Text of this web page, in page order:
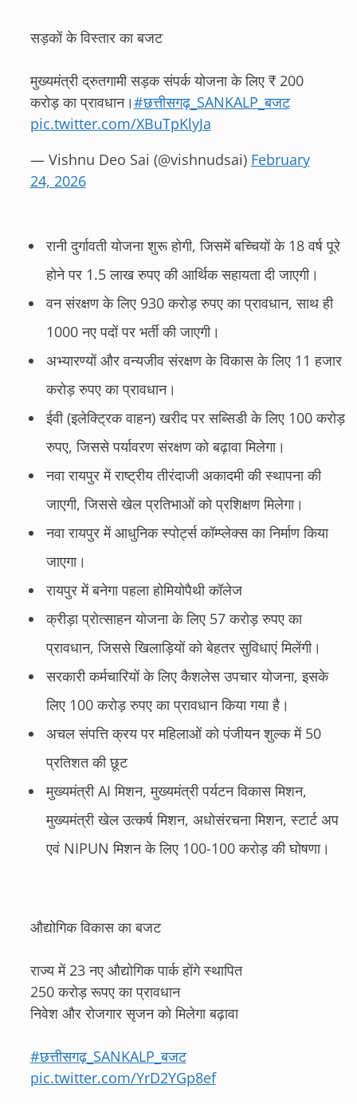
सड़कों के विस्तार का बजट
मुख्यमंत्री द्रुतगामी सड़क संपर्क योजना के लिए ₹ 200
करोड़ का प्रावधान।#छत्तीसगढ़_SANKALP_बजट
pic.twitter.com/XBuTpKlyJa
— Vishnu Deo Sai (@vishnudsai) February
24, 2026
रानी दुर्गावती योजना शुरू होगी, जिसमें बच्चियों के 18 वर्ष पूरे
होने पर 1.5 लाख रुपए की आर्थिक सहायता दी जाएगी।
वन संरक्षण के लिए 930 करोड़ रुपए का प्रावधान, साथ ही
1000 नए पदों पर भर्ती की जाएगी।
अभ्यारण्यों और वन्यजीव संरक्षण के विकास के लिए 11 हजार
करोड़ रुपए का प्रावधान।
ईवी (इलेक्ट्रिक वाहन) खरीद पर सब्सिडी के लिए 100 करोड़
रुपए, जिससे पर्यावरण संरक्षण को बढ़ावा मिलेगा।
नवा रायपुर में राष्ट्रीय तीरंदाजी अकादमी की स्थापना की
जाएगी, जिससे खेल प्रतिभाओं को प्रशिक्षण मिलेगा।
नवा रायपुर में आधुनिक स्पोर्ट्स कॉम्प्लेक्स का निर्माण किया
जाएगा।
रायपुर में बनेगा पहला होमियोपैथी कॉलेज
क्रीड़ा प्रोत्साहन योजना के लिए 57 करोड़ रुपए का
प्रावधान, जिससे खिलाड़ियों को बेहतर सुविधाएं मिलेंगी।
सरकारी कर्मचारियों के लिए कैशलेस उपचार योजना, इसके
लिए 100 करोड़ रुपए का प्रावधान किया गया है।
अचल संपत्ति क्रय पर महिलाओं को पंजीयन शुल्क में 50
प्रतिशत की छूट
मुख्यमंत्री AI मिशन, मुख्यमंत्री पर्यटन विकास मिशन,
मुख्यमंत्री खेल उत्कर्ष मिशन, अधोसंरचना मिशन, स्टार्ट अप
एवं NIPUN मिशन के लिए 100-100 करोड़ की घोषणा।
औद्योगिक विकास का बजट
राज्य में 23 नए औद्योगिक पार्क होंगे स्थापित
250 करोड़ रूपए का प्रावधान
निवेश और रोजगार सृजन को मिलेगा बढ़ावा
#छत्तीसगढ़_SANKALP_बजट
pic.twitter.com/YrD2YGp8ef